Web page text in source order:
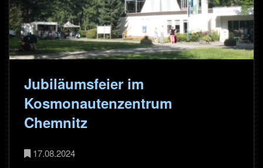
Jubiläumsfeier im
Kosmonautenzentrum
Chemnitz
17.08.2024